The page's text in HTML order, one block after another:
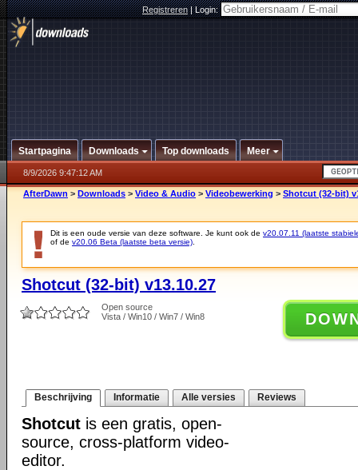
Registreren|Login:
Startpagina Downloads Top downloads Meer
8/9/2026 9:47:12 AM
AfterDawn > Downloads > Video & Audio > Videobewerking > Shotcut (32-bit)
Dit is een oude versie van deze software. Je kunt ook de v20.07.11 (laatste
of de v20.06 Beta (laatste beta versie)
Shotcut (32-bit) v13.10.27
Open source
Vista / Win10 / Win7 / Win8
Beschrijving Informatie Alle versies Reviews
Shotcut is een gratis, open-
source, cross-platform video-
editor.